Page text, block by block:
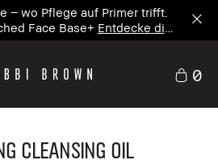
– wo Pflege auf Primer trifft.
Face Base+ Entdecke die
neue Ikone
0
Cleansing Oil